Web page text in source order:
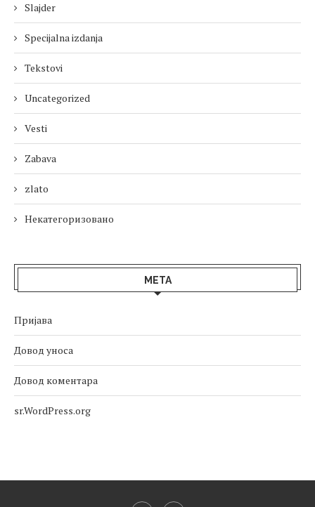
Slajder
Specijalna izdanja
Tekstovi
Uncategorized
Vesti
Zabava
zlato
Некатегоризовано
МЕТА
Пријава
Довод уноса
Довод коментара
sr.WordPress.org